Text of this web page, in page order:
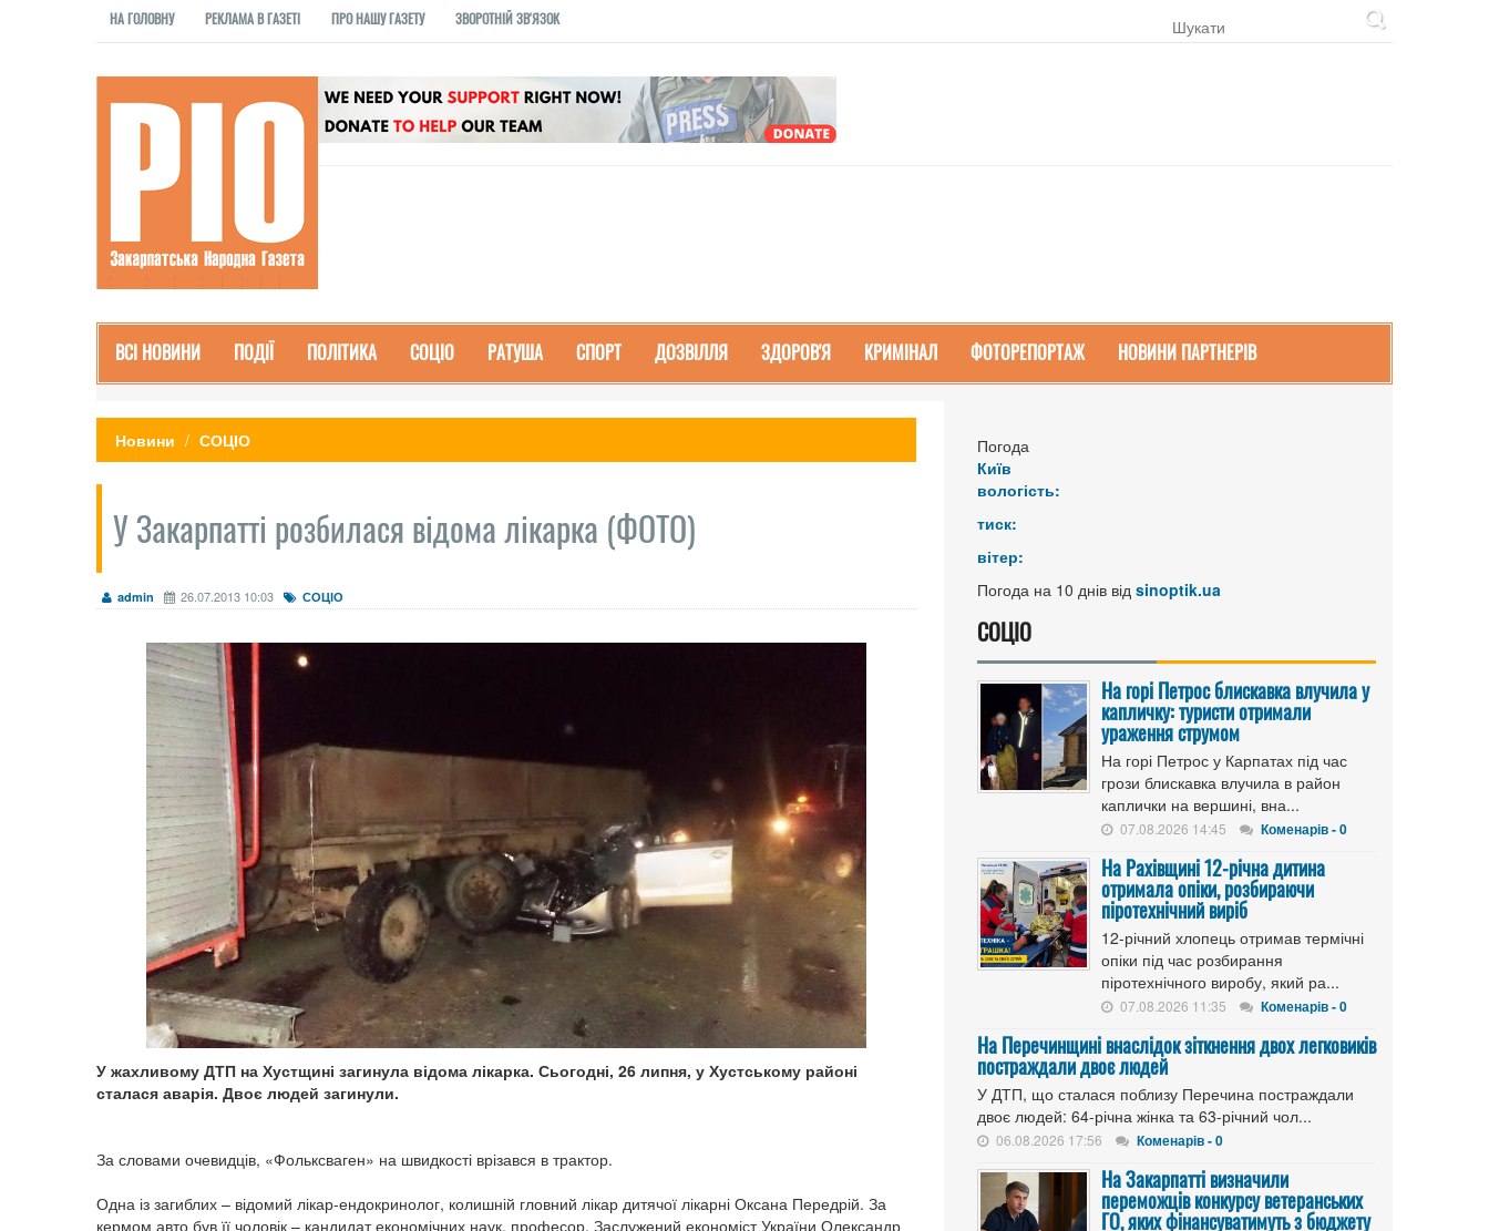
НА ГОЛОВНУ РЕКЛАМА В ГАЗЕТІ ПРО НАШУ ГАЗЕТУ ЗВОРОТНІЙ ЗВ'ЯЗОК
ВСІ НОВИНИ ПОДІЇ ПОЛІТИКА СОЦІО РАТУША СПОРТ ДОЗВІЛЛЯ ЗДОРОВ'Я КРИМІНАЛ ФОТОРЕПОРТАЖ НОВИНИ ПАРТНЕРІВ
Новини СОЦІО
У Закарпатті розбилася відома лікарка (ФОТО)
admin 26.07.2013 10:03 СОЦІО
У жахливому ДТП на Хустщині загинула відома лікарка. Сьогодні, 26 липня, у Хустському районі
сталася аварія. Двоє людей загинули.
За словами очевидців, «Фольксваген» на швидкості врізався в трактор.
Одна із загиблих – відомий лікар-ендокринолог, колишній гловний лікар дитячої лікарні Оксана Передрій. За
кермом авто був її чоловік – кандидат економічних наук, професор, Заслужений економіст України Олександр
Погода
Київ
вологість:
тиск:
вітер:
Погода на 10 днів від sinoptik.ua
СОЦІО
На горі Петрос блискавка влучила у
капличку: туристи отримали
ураження струмом
На горі Петрос у Карпатах під час
грози блискавка влучила в район
каплички на вершині, вна...
07.08.2026 14:45 Коменарів - 0
На Рахівщині 12-річна дитина
отримала опіки, розбираючи
піротехнічний виріб
12-річний хлопець отримав термічні
опіки під час розбирання
піротехнічного виробу, який ра...
07.08.2026 11:35 Коменарів - 0
На Перечинщині внаслідок зіткнення двох легковиків
постраждали двоє людей
У ДТП, що сталася поблизу Перечина постраждали
двоє людей: 64-річна жінка та 63-річний чол...
06.08.2026 17:56 Коменарів - 0
На Закарпатті визначили
переможців конкурсу ветеранських
ГО, яких фінансуватимуть з бюджету